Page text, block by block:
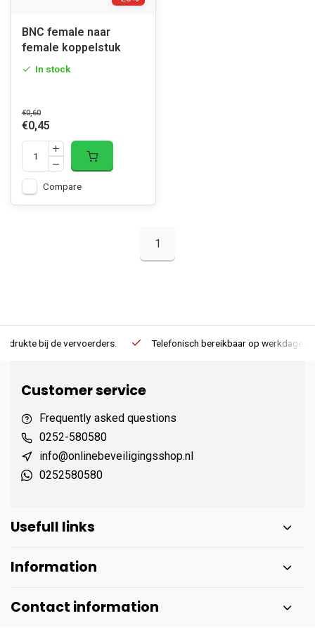
BNC female naar
female koppelstuk
In stock
€0,60
€0,45
Compare
1
Telefonisch bereikbaar op werkdagen van 13:00 tot 17:00
Customer service
Frequently asked questions
0252-580580
info@onlinebeveiligingsshop.nl
0252580580
Usefull links
Information
Contact information